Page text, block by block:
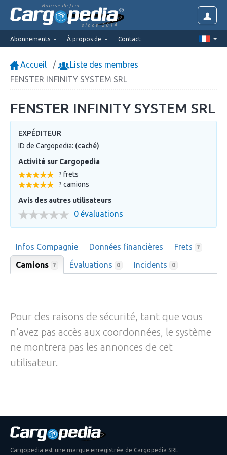
Bourse de fret
since 2014
Abonnements À propos de Contact
Accueil
Liste des membres
FENSTER INFINITY SYSTEM SRL
FENSTER INFINITY SYSTEM SRL
EXPÉDITEUR
ID de Cargopedia: (caché)
Activité sur Cargopedia
? frets
? camions
Avis des autres utilisateurs
0 évaluations
Infos Compagnie Données financières Frets ?
Camions ? Évaluations 0 Incidents 0
Pour des raisons de sécurité, tant que vous
n'avez pas accès aux coordonnées, le système
ne montrera pas les annonces de cet
utilisateur.
Cargopedia est une marque enregistrée de Cargopedia SRL